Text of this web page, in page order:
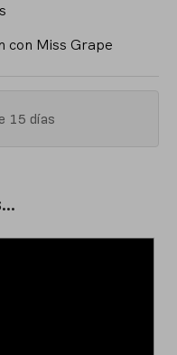
con Miss Grape
15 días